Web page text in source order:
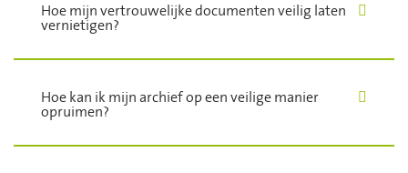
Hoe mijn vertrouwelijke documenten veilig laten
vernietigen?
Hoe kan ik mijn archief op een veilige manier
opruimen?